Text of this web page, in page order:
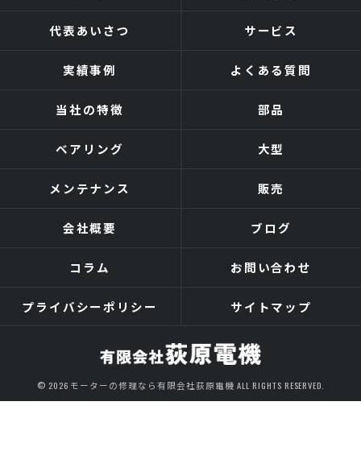
代表あいさつ サービス
実績事例 よくある質問
当社の特徴 部品
ベアリング 大型
メンテナンス 販売
会社概要 ブログ
コラム お問い合わせ
プライバシーポリシー サイトマップ
© 2026 モーターの修理なら有限会社荻原電機 ALL RIGHTS RESERVED.